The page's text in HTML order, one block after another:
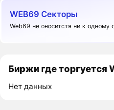
WEB69 Секторы
Web69 не оноситстя ни к одному
Биржи где торгуется
Нет данных